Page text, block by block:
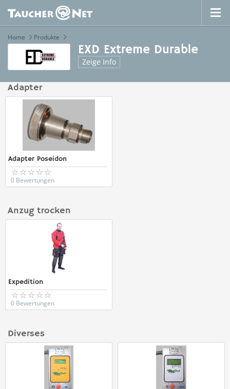
Home Produkte
EXD Extreme Durable
Zeige Info
Adapter
Adapter Poseidon
0 Bewertungen
Anzug trocken
Expedition
0 Bewertungen
Diverses